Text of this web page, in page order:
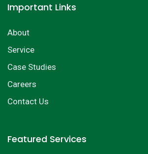
Important Links
About
Service
Case Studies
Careers
Contact Us
Featured Services